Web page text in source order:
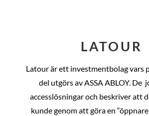
LATOUR
Latour är ett investmentbolag vars
del utgörs av ASSA ABLOY. De
accesslösningar och beskriver att
kunde genom att göra en